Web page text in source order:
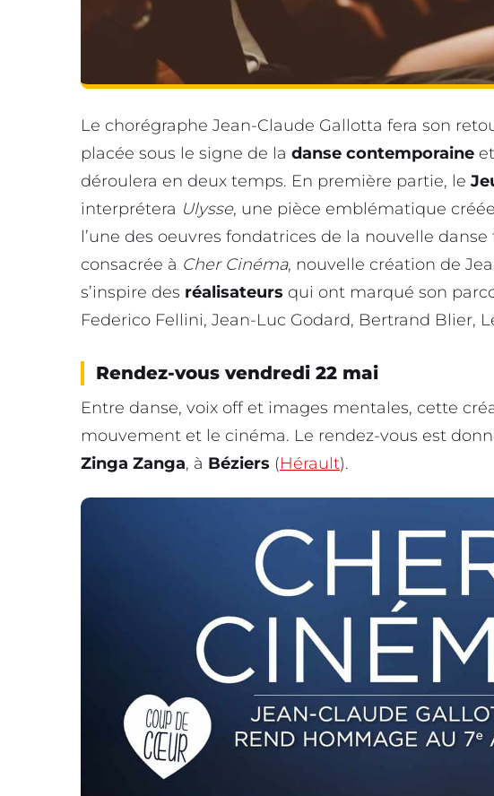
Le chorégraphe Jean-Claude Gallotta fera son
placée sous le signe de la danse contemporaine
déroulera en deux temps. En première partie, le
interprétera Ulysse, une pièce emblématique
l’une des oeuvres fondatrices de la nouvelle
consacrée à Cher Cinéma, nouvelle création de
s’inspire des réalisateurs qui ont marqué son
Federico Fellini, Jean-Luc Godard, Bertrand Blier,
Rendez-vous vendredi 22 mai
Entre danse, voix off et images mentales, cette
mouvement et le cinéma. Le rendez-vous est
Zinga Zanga, à Béziers (Hérault).